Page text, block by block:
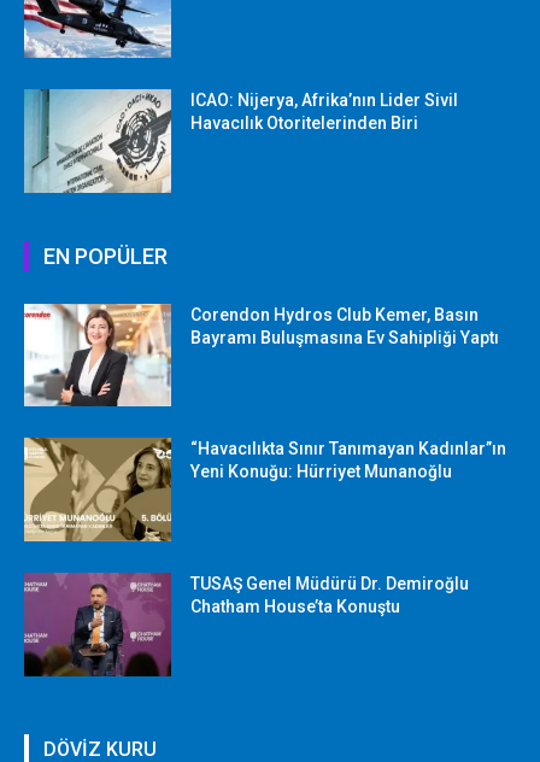
ICAO: Nijerya, Afrika’nın Lider Sivil
Havacılık Otoritelerinden Biri
EN POPÜLER
Corendon Hydros Club Kemer, Basın
Bayramı Buluşmasına Ev Sahipliği Yaptı
“Havacılıkta Sınır Tanımayan Kadınlar”ın
Yeni Konuğu: Hürriyet Munanoğlu
TUSAŞ Genel Müdürü Dr. Demiroğlu
Chatham House’ta Konuştu
DÖVİZ KURU